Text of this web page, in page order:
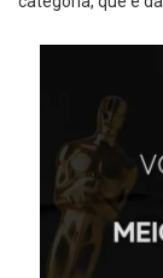
categoria, que é